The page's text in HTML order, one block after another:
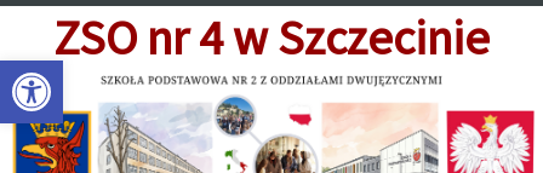
Open toolbar
Skip
contentZSO nr 4 w Szczecinie